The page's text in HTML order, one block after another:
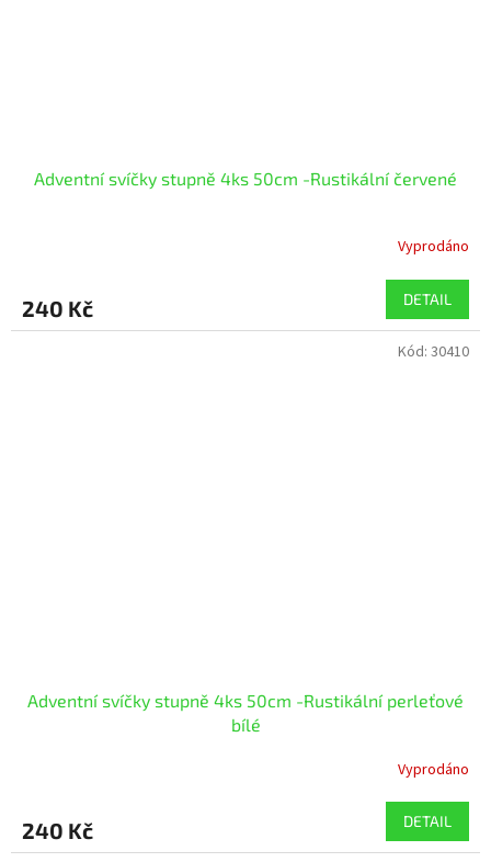
Adventní svíčky stupně 4ks 50cm -Rustikální červené
Vyprodáno
240 Kč DETAIL
Adventní svíčky stupně 4ks 50cm -Rustikální perleťové
bílé
Vyprodáno
240 Kč DETAIL
Kód: 30410